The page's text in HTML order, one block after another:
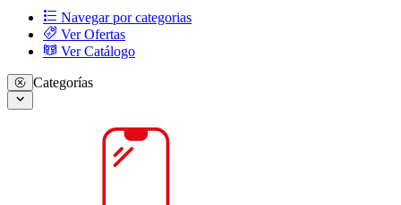
Navegar por categorias
Ver Ofertas
Ver Catálogo
Categorías